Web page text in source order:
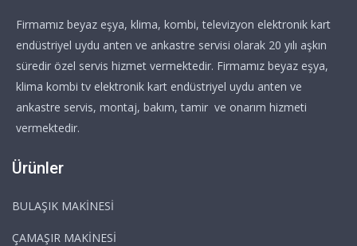
Firmamız beyaz eşya, klima, kombi, televizyon elektronik kart
endüstriyel uydu anten ve ankastre servisi olarak 20 yılı aşkın
süredir özel servis hizmet vermektedir. Firmamız beyaz eşya,
klima kombi tv elektronik kart endüstriyel uydu anten ve
ankastre servis, montaj, bakım, tamir ve onarım hizmeti
vermektedir.
Ürünler
BULAŞIK MAKİNESİ
ÇAMAŞIR MAKİNESİ